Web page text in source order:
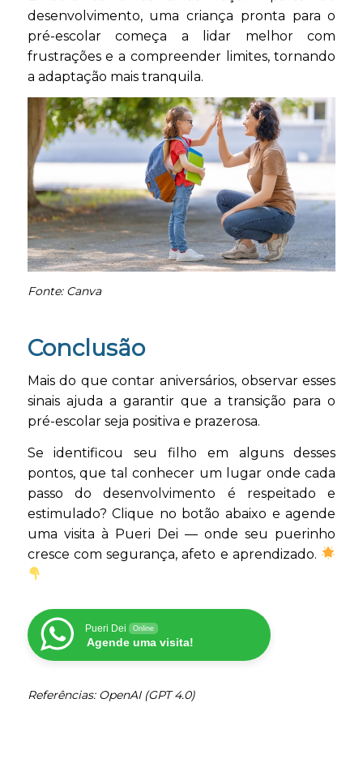
desenvolvimento, uma criança pronta para o
pré-escolar começa a lidar melhor com
frustrações e a compreender limites, tornando
a adaptação mais tranquila.
Fonte: Canva
Conclusão
Mais do que contar aniversários, observar esses
sinais ajuda a garantir que a transição para o
pré-escolar seja positiva e prazerosa.
Se identificou seu filho em alguns desses
pontos, que tal conhecer um lugar onde cada
passo do desenvolvimento é respeitado e
estimulado? Clique no botão abaixo e agende
uma visita à Pueri Dei — onde seu puerinho
cresce com segurança, afeto e aprendizado.
Pueri Dei Online
Agende uma visita!
Referências: OpenAI (GPT 4.0)